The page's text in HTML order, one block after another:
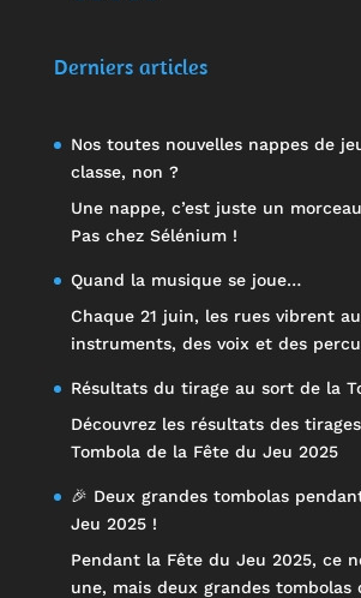
Derniers articles
Nos toutes nouvelles nappes de
classe, non ?
Une nappe, c’est juste un
Pas chez Sélénium !
Quand la musique se joue…
Chaque 21 juin, les rues vibrent
instruments, des voix et des
Résultats du tirage au sort de la
Découvrez les résultats des
Tombola de la Fête du Jeu 2025
🎉 Deux grandes tombolas
Jeu 2025 !
Pendant la Fête du Jeu 2025, ce
une, mais deux grandes tombolas